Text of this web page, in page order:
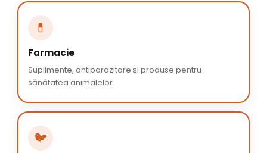
💊
Farmacie
Suplimente, antiparazitare și produse pentru
sănătatea animalelor.
🐦